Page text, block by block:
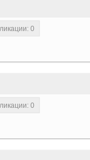
0
0